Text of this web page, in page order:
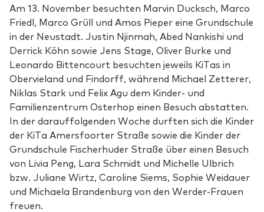
Am 13. November besuchten Marvin Ducksch, Marco
Friedl, Marco Grüll und Amos Pieper eine Grundschule
in der Neustadt. Justin Njinmah, Abed Nankishi und
Derrick Köhn sowie Jens Stage, Oliver Burke und
Leonardo Bittencourt besuchten jeweils KiTas in
Obervieland und Findorff, während Michael Zetterer,
Niklas Stark und Felix Agu dem Kinder- und
Familienzentrum Osterhop einen Besuch abstatten.
In der darauffolgenden Woche durften sich die Kinder
der KiTa Amersfoorter Straße sowie die Kinder der
Grundschule Fischerhuder Straße über einen Besuch
von Livia Peng, Lara Schmidt und Michelle Ulbrich
bzw. Juliane Wirtz, Caroline Siems, Sophie Weidauer
und Michaela Brandenburg von den Werder-Frauen
freuen.